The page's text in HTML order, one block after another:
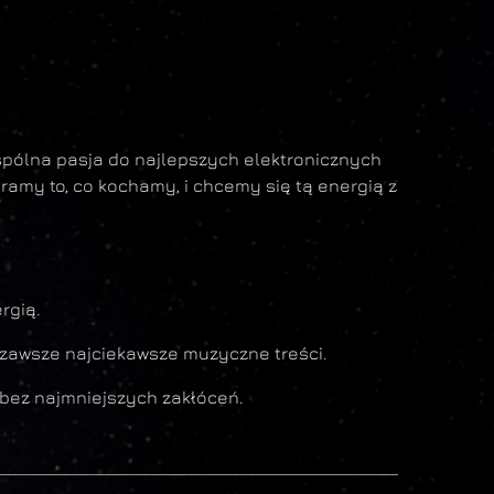
pasja do najlepszych elektronicznych
to, co kochamy, i chcemy się tą energią z
najciekawsze muzyczne treści.
najmniejszych zakłóceń.